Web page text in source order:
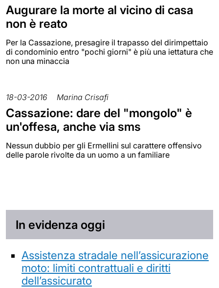
Augurare la morte al vicino di casa
non è reato
Per la Cassazione, presagire il trapasso del dirimpettaio
di condominio entro "pochi giorni" è più una iettatura che
non una minaccia
18-03-2016 Marina Crisafi
Cassazione: dare del "mongolo" è
un'offesa, anche via sms
Nessun dubbio per gli Ermellini sul carattere offensivo
delle parole rivolte da un uomo a un familiare
In evidenza oggi
Assistenza stradale nell’assicurazione
moto: limiti contrattuali e diritti
dell’assicurato